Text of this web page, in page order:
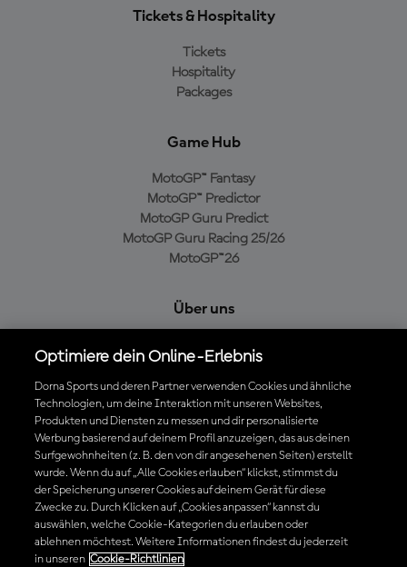
Tickets & Hospitality
Tickets
Hospitality
Packages
Game Hub
MotoGP™ Fantasy
MotoGP™ Predictor
MotoGP Guru Predict
MotoGP Guru Racing 25/26
MotoGP™26
Über uns
Cookie-Richtlinien
Geschäftsbedingungen
Datenschutzrichtlinien
Kaufrichtlinie
Die offizielle MotoGP™ App herunterladen
Optimiere dein Online-Erlebnis
Dorna Sports und deren Partner verwenden Cookies und ähnliche
Technologien, um deine Interaktion mit unseren Websites,
Produkten und Diensten zu messen und dir personalisierte
Werbung basierend auf deinem Profil anzuzeigen, das aus deinen
Surfgewohnheiten (z. B. den von dir angesehenen Seiten) erstellt
wurde. Wenn du auf „Alle Cookies erlauben“ klickst, stimmst du
der Speicherung unserer Cookies auf deinem Gerät für diese
Zwecke zu. Durch Klicken auf „Cookies anpassen“ kannst du
auswählen, welche Cookie-Kategorien du erlauben oder
ablehnen möchtest. Weitere Informationen findest du jederzeit
in unseren Cookie-Richtlinien